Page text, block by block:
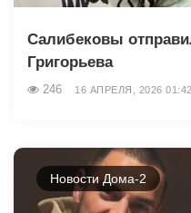
Салибековы
Григорьева
246 16 АПРЕЛЯ, 2026 01:42
Новости Дома-2